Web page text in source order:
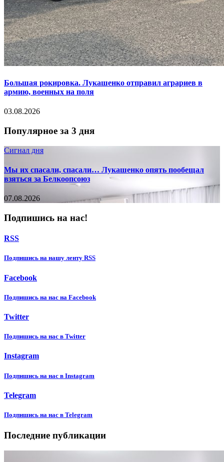
Большая рокировка. Лукашенко отправил аграриев в
армию, военных на поля
03.08.2026
Популярное за 3 дня
Сигнал дня
Мы их спасали, спасали… Лукашенко опять пообещал
взяться за Белкоопсоюз
07.08.2026
Подпишись на нас!
RSS
Подпишиcь на нашу ленту RSS
Facebook
Подпишиcь на нас на Facebook
Twitter
Подпишиcь на нас в Twitter
Instagram
Подпишиcь на нас в Instagram
Telegram
Подпишиcь на нас в Telegram
Последние публикации